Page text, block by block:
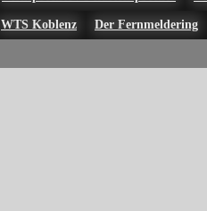
WTS Koblenz Der Fernmeldering